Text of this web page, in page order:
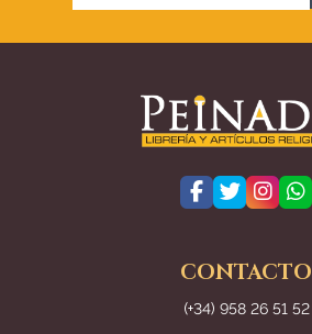
CONTACTO
(+34) 958 26 51 52